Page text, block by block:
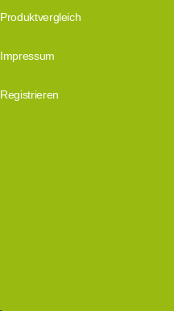
Produktvergleich
Impressum
Registrieren